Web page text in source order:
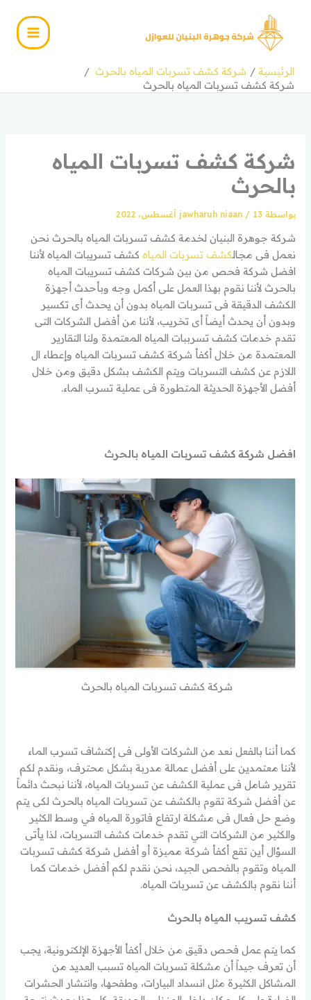
المحتوى
الرئيسية
شركة كشف تسربات المياه بالحرث
شركة كشف تسربات المياه بالحرث
شركة كشف تسربات المياه
بالحرث
بواسطة jawharuh niaan / 13 أغسطس، 2022
شركة جوهرة البنيان لخدمة كشف تسربات المياه بالحرث نحن
نعمل فى مجالكشف تسربات المياه كشف تسريبات المياه لأننا
افضل شركة فحص من بين شركات كشف تسريبات المياه
بالحرث لأننا نقوم بهذا العمل على أكمل وجه وبأحدث أجهزة
الكشف الدقيقة فى تسربات المياه بدون أن يحدث أى تكسير
وبدون أن يحدث أيضاً أى تخريب، لأننا من أفضل الشركات التى
تقدم خدمات كشف تسرببات المياه المعتمدة ولنا التقارير
المعتمدة من خلال أكفأ شركة كشف تسربات المياه وإعطاء ال
اللازم عن كشف التسربات ويتم الكشف بشكل دقيق ومن خلال
أفضل الأجهزة الحديثة المتطورة فى عملية تسرب الماء.
افضل شركة كشف تسربات المياه بالحرث
شركة كشف تسربات المياه بالحرث
كما أننا بالفعل نعد من الشركات الأولى فى إكتشاف تسرب الماء
لأننا معتمدين على أفضل عمالة مدربة بشكل محترف، ونقدم لكم
تقرير شامل فى عملية الكشف عن تسربات المياه، لأننا نبحث دائماً
عن أفضل شركة تقوم بالكشف عن تسربات المياه بالحرث لكى يتم
وضع حل فعال فى مشكلة ارتفاع فاتورة المياه في وسط الكثير
والكثير من الشركات التي تقدم خدمات كشف التسربات، لذا يأتى
السؤال أين تقع أكفأ شركة مميزة أو أفضل شركة كشف تسربات
المياه وتقوم بالفحص الجيد، نحن نقدم لكم أفضل خدمات كما
أننا نقوم بالكشف عن تسربات المياه.
كشف تسريب المياه بالحرث
كما يتم عمل فحص دقيق من خلال أكفأ الأجهزة الإلكترونية، يجب
أن تعرف جيداً أن مشكلة تسربات المياه تسبب العديد من
المشاكل الكثيرة مثل انسداد البيارات، وطفحها، وانتشار الحشرات